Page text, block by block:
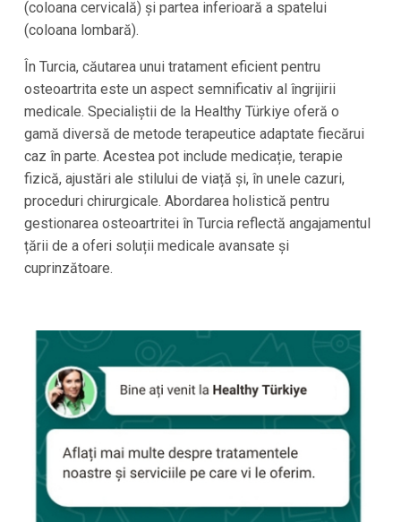
(coloana cervicală) și partea inferioară a spatelui
(coloana lombară).
În Turcia, căutarea unui tratament eficient pentru
osteoartrita este un aspect semnificativ al îngrijirii
medicale. Specialiștii de la Healthy Türkiye oferă o
gamă diversă de metode terapeutice adaptate fiecărui
caz în parte. Acestea pot include medicație, terapie
fizică, ajustări ale stilului de viață și, în unele cazuri,
proceduri chirurgicale. Abordarea holistică pentru
gestionarea osteoartritei în Turcia reflectă angajamentul
țării de a oferi soluții medicale avansate și
cuprinzătoare.